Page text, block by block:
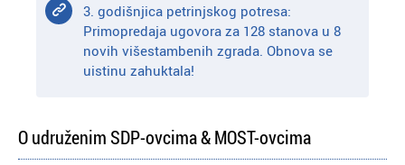
3. godišnjica petrinjskog potresa:
Primopredaja ugovora za 128 stanova u 8
novih višestambenih zgrada. Obnova se
uistinu zahuktala!
O udruženim SDP-ovcima & MOST-ovcima